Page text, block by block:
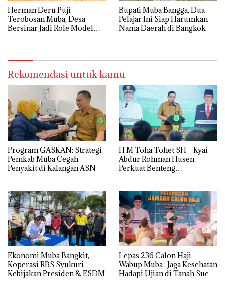
Herman Deru Puji
Terobosan Muba, Desa
Bersinar Jadi Role Model
Bupati Muba Bangga, Dua
Pelajar Ini Siap Harumkan
Nama Daerah di Bangkok
Rekomendasi untuk kamu
Program GASKAN: Strategi
Pemkab Muba Cegah
Penyakit di Kalangan ASN
H M Toha Tohet SH – Kyai
Abdur Rohman Husen
Perkuat Benteng
Ekonomi Muba Bangkit,
Koperasi RBS Syukuri
Kebijakan Presiden & ESDM
Lepas 236 Calon Haji,
Wabup Muba : Jaga Kesehatan
Hadapi Ujian di Tanah Suci